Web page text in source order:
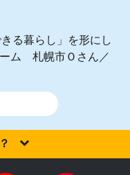
る暮らし」を形にし
ム 札幌市Ｏさん／